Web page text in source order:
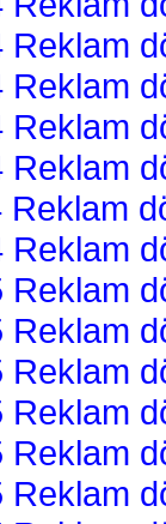
Reklam